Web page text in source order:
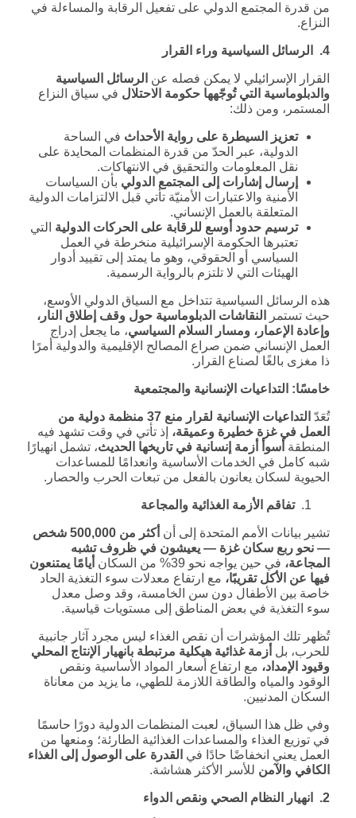
من قدرة المجتمع الدولي على تفعيل الرقابة والمساءلة في
النزاع.
4. الرسائل السياسية وراء القرار
القرار الإسرائيلي لا يمكن فصله عن الرسائل السياسية
والدبلوماسية التي تُوجّهها حكومة الاحتلال في سياق النزاع
المستمر، ومن ذلك:
تعزيز السيطرة على رواية الأحداث في الساحة
الدولية، عبر الحدّ من قدرة المنظمات المحايدة على
نقل المعلومات والتحقيق في الانتهاكات.
إرسال إشارات إلى المجتمع الدولي بأن السياسات
الأمنية والاعتبارات الأمنيّة تأتي قبل الالتزامات الدولية
المتعلقة بالعمل الإنساني.
ترسيم حدود أوسع للرقابة على الحركات الدولية التي
تعتبرها الحكومة الإسرائيلية منخرطة في العمل
السياسي أو الحقوقي، وهو ما يمتد إلى تقييد أدوار
الهيئات التي لا تلتزم بالرواية الرسمية.
هذه الرسائل السياسية تتداخل مع السياق الدولي الأوسع،
حيث تستمر
النقاشات الدبلوماسية حول وقف إطلاق النار،
وإعادة الإعمار، ومسار السلام السياسي، ما يجعل إدراج
العمل الإنساني ضمن صراع المصالح الإقليمية والدولية أمرًا
ذا مغزى بالغًا لصناع القرار.
خامسًا: التداعيات الإنسانية والمجتمعية
تُعَدّ
التداعيات الإنسانية لقرار منع 37 منظمة دولية من
العمل في غزة خطيرة وعميقة، إذ تأتي في وقت تشهد فيه
المنطقة أسوأ أزمة إنسانية في تاريخها الحديث، تشمل انهيارًا
شبه كامل في الخدمات الأساسية وانعدامًا للمساعدات
الحيوية لسكان يعانون بالفعل من تبعات الحرب والحصار.
تفاقم الأزمة الغذائية والمجاعة
تشير بيانات الأمم المتحدة إلى أن
أكثر من 500,000 شخص
— نحو ربع سكان غزة — يعيشون في ظروف تشبه
المجاعة، في حين يواجه نحو 39% من السكان
أيامًا يمتنعون
فيها عن الأكل تقريبًا، مع ارتفاع معدلات سوء التغذية الحاد
خاصة بين الأطفال دون سن الخامسة، وقد وصل معدل
سوء التغذية في بعض المناطق إلى مستويات قياسية.
تُظهر تلك المؤشرات أن نقص الغذاء ليس مجرد آثار جانبية
للحرب، بل أزمة غذائية هيكلية مرتبطة بانهيار الإنتاج المحلي
وقيود الإمداد، مع ارتفاع أسعار المواد الأساسية ونقص
الوقود والمياه والطاقة اللازمة للطهي، ما يزيد من معاناة
السكان المدنيين.
وفي ظل هذا السياق، لعبت المنظمات الدولية دورًا حاسمًا
في توزيع الغذاء والمساعدات الغذائية الطارئة؛ ومنعها من
العمل يعني انخفاضًا حادًا في القدرة على الوصول إلى الغذاء
الكافي والآمن للأسر الأكثر هشاشة.
2. انهيار النظام الصحي ونقص الدواء